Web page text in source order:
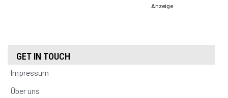
Anzeige
GET IN TOUCH
Impressum
Über uns